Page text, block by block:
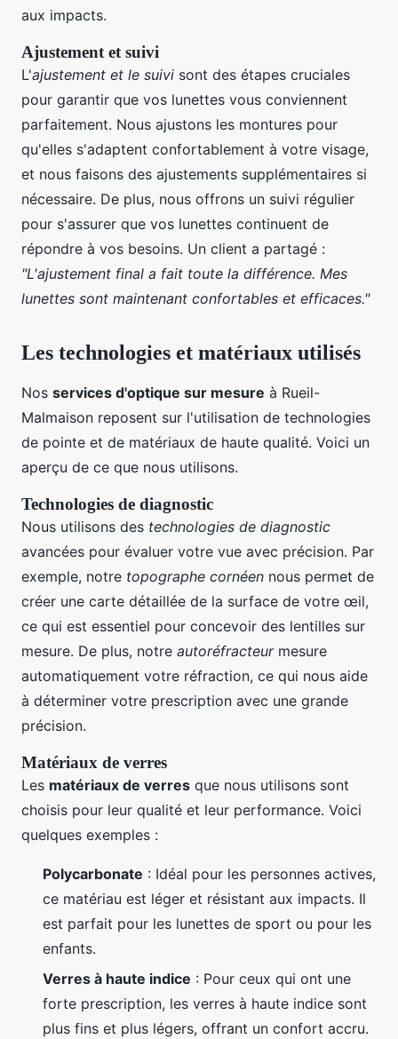
aux impacts.
Ajustement et suivi
L'ajustement et le suivi sont des étapes cruciales
pour garantir que vos lunettes vous conviennent
parfaitement. Nous ajustons les montures pour
qu'elles s'adaptent confortablement à votre visage,
et nous faisons des ajustements supplémentaires si
nécessaire. De plus, nous offrons un suivi régulier
pour s'assurer que vos lunettes continuent de
répondre à vos besoins. Un client a partagé :
"L'ajustement final a fait toute la différence. Mes
lunettes sont maintenant confortables et efficaces."
Les technologies et matériaux utilisés
Nos services d'optique sur mesure à Rueil-
Malmaison reposent sur l'utilisation de technologies
de pointe et de matériaux de haute qualité. Voici un
aperçu de ce que nous utilisons.
Technologies de diagnostic
Nous utilisons des technologies de diagnostic
avancées pour évaluer votre vue avec précision. Par
exemple, notre topographe cornéen nous permet de
créer une carte détaillée de la surface de votre œil,
ce qui est essentiel pour concevoir des lentilles sur
mesure. De plus, notre autoréfracteurmesure
automatiquement votre réfraction, ce qui nous aide
à déterminer votre prescription avec une grande
précision.
Matériaux de verres
Les matériaux de verres que nous utilisons sont
choisis pour leur qualité et leur performance. Voici
quelques exemples :
Polycarbonate : Idéal pour les personnes actives,
ce matériau est léger et résistant aux impacts. Il
est parfait pour les lunettes de sport ou pour les
enfants.
Verres à haute indice : Pour ceux qui ont une
forte prescription, les verres à haute indice sont
plus fins et plus légers, offrant un confort accru.